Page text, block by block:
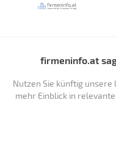
firmeninfo.at
Nutzen Sie künftig unsere
mehr Einblick in